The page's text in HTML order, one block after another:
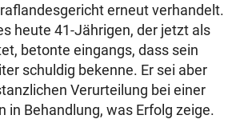
erneut verhandelt.
heute 41-Jährigen, der jetzt als
betonte eingangs, dass sein
schuldig bekenne. Er sei aber
Verurteilung bei einer
in Behandlung, was Erfolg zeige.